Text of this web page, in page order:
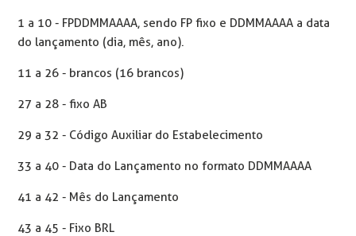
1 a 10 - FPDDMMAAAA, sendo FP fixo e DDMMAAAA a data
do lançamento (dia, mês, ano).
11 a 26 - brancos (16 brancos)
27 a 28 - fixo AB
29 a 32 - Código Auxiliar do Estabelecimento
33 a 40 - Data do Lançamento no formato DDMMAAAA
41 a 42 - Mês do Lançamento
43 a 45 - Fixo BRL